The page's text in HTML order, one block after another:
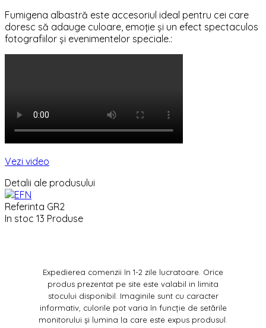
Fumigena albastră este accesoriul ideal pentru cei care
doresc să adauge culoare, emoție și un efect spectaculos
fotografiilor și evenimentelor speciale.:
Vezi video
Detalii ale produsului
Referinta GR2
In stoc 13 Produse
Expedierea comenzii în 1-2 zile lucratoare. Orice
produs prezentat pe site este valabil in limita
stocului disponibil. Imaginile sunt cu caracter
informativ, culorile pot varia în funcție de setările
monitorului și lumina la care este expus produsul.